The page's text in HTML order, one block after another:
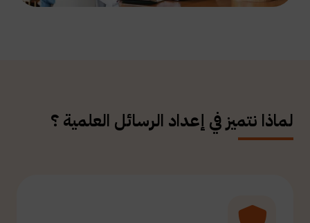
لماذا نتميز في إعداد الرسائل العلمية ؟